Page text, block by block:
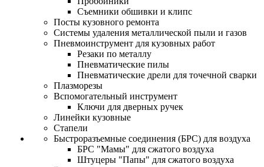
Съемники обшивки и клипс
Посты кузовного ремонта
Системы удаления металлической пыли и газов
Пневмоинструмент для кузовных работ
Резаки по металлу
Пневматические пилы
Пневматические дрели для точечной сварки
Плазморезы
Вспомогательный инструмент
Ключи для дверных ручек
Линейки кузовные
Стапели
Быстроразъемные соединения (БРС) для воздуха
БРС "Мамы" для сжатого воздуха
Штуцеры "Папы" для сжатого воздуха